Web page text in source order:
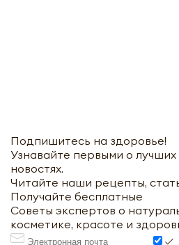
Подпишитесь на здоровье!
Узнавайте первыми о лучших
новостях.
Читайте наши рецепты,
Получайте бесплатные
Советы экспертов о
косметике, красоте и